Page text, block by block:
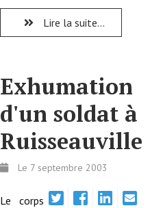
Lire la suite...
Exhumation
d'un soldat à
Ruisseauville
Le 7 septembre 2003
Le corps